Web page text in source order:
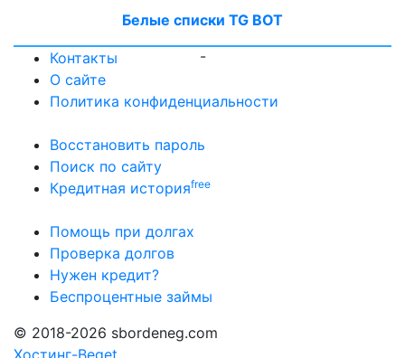
Белые списки TG BOT
-
Контакты
О сайте
Политика конфиденциальности
Восстановить пароль
Поиск по сайту
Кредитная историяfree
Помощь при долгах
Проверка долгов
Нужен кредит?
Беспроцентные займы
© 2018-2026 sbordeneg.com
Хостинг-Beget